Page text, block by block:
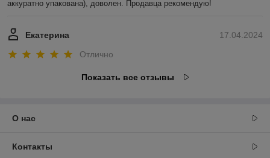
аккуратно упакована), доволен. Продавца рекомендую!
17.04.2024
Екатерина
Отлично
Показать все отзывы
О нас
Контакты